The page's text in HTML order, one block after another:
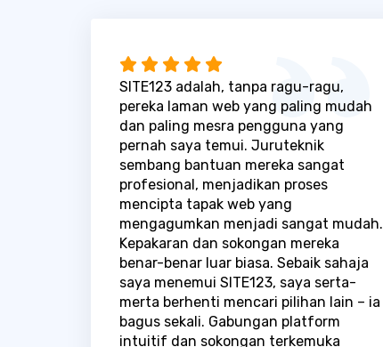
SITE123 adalah, tanpa ragu-ragu,
pereka laman web yang paling mudah
dan paling mesra pengguna yang
pernah saya temui. Juruteknik
sembang bantuan mereka sangat
profesional, menjadikan proses
mencipta tapak web yang
mengagumkan menjadi sangat mudah.
Kepakaran dan sokongan mereka
benar-benar luar biasa. Sebaik sahaja
saya menemui SITE123, saya serta-
merta berhenti mencari pilihan lain – ia
bagus sekali. Gabungan platform
intuitif dan sokongan terkemuka